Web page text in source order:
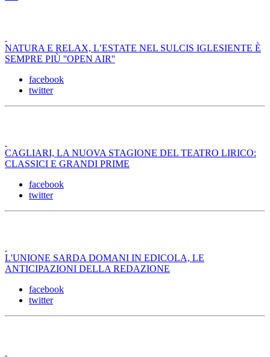
NATURA E RELAX, L’ESTATE NEL SULCIS IGLESIENTE È
SEMPRE PIÙ ''OPEN AIR''
facebook
twitter
CAGLIARI, LA NUOVA STAGIONE DEL TEATRO LIRICO:
CLASSICI E GRANDI PRIME
facebook
twitter
L'UNIONE SARDA DOMANI IN EDICOLA, LE
ANTICIPAZIONI DELLA REDAZIONE
facebook
twitter